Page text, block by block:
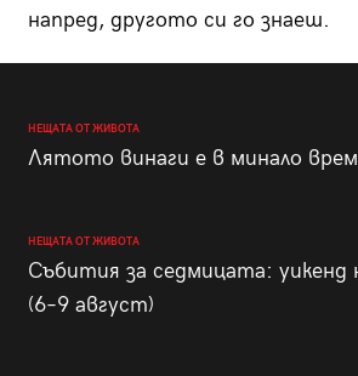
напред, другото си го знаеш.
НЕЩАТА ОТ ЖИВОТА
Лятото винаги е в минало
НЕЩАТА ОТ ЖИВОТА
Събития за седмицата: уикенд
(6–9 август)